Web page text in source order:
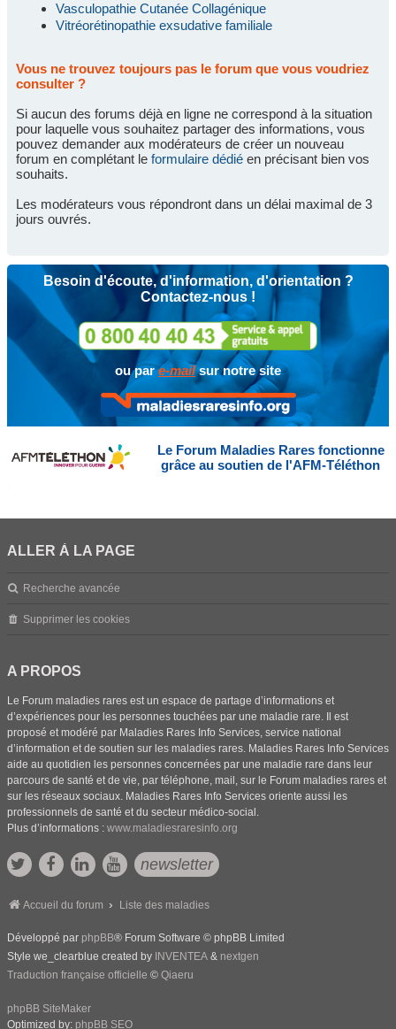
Vasculopathie Cutanée Collagénique
Vitréorétinopathie exsudative familiale
Vous ne trouvez toujours pas le forum que vous voudriez
consulter ?
Si aucun des forums déjà en ligne ne correspond à la situation
pour laquelle vous souhaitez partager des informations, vous
pouvez demander aux modérateurs de créer un nouveau
forum en complétant le formulaire dédié en précisant bien vos
souhaits.
Les modérateurs vous répondront dans un délai maximal de 3
jours ouvrés.
Besoin d'écoute, d'information, d'orientation ?
Contactez-nous !
ou pare-mailsur notre site
Le Forum Maladies Rares fonctionne
grâce au soutien de l'AFM-Téléthon
ALLER À LA PAGE
Recherche avancée
Supprimer les cookies
A PROPOS
Le Forum maladies rares est un espace de partage d’informations et
d’expériences pour les personnes touchées par une maladie rare. Il est
proposé et modéré par Maladies Rares Info Services, service national
d’information et de soutien sur les maladies rares. Maladies Rares Info Services
aide au quotidien les personnes concernées par une maladie rare dans leur
parcours de santé et de vie, par téléphone, mail, sur le Forum maladies rares et
sur les réseaux sociaux. Maladies Rares Info Services oriente aussi les
professionnels de santé et du secteur médico-social.
Plus d’informations : www.maladiesraresinfo.org
newsletter
Accueil du forum Liste des maladies
Développé par phpBB® Forum Software © phpBB Limited
Style we_clearblue created by INVENTEA & nextgen
Traduction française officielle © Qiaeru
phpBB SiteMaker
Optimized by: phpBB SEO